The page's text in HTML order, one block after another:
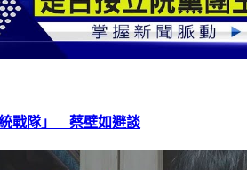
戰隊」 蔡壁如避談